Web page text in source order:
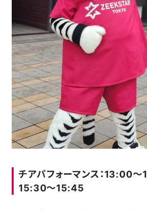
チアパフォーマンス：13:00～
15:30～15:45